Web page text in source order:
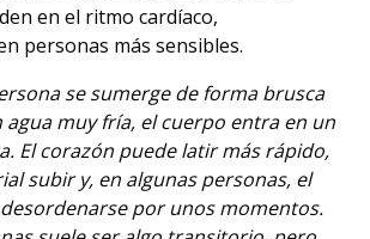
en el ritmo cardíaco,
personas más sensibles.
se sumerge de forma brusca
agua muy fría, el cuerpo entra en un
El corazón puede latir más rápido,
subir y, en algunas personas, el
por unos momentos.